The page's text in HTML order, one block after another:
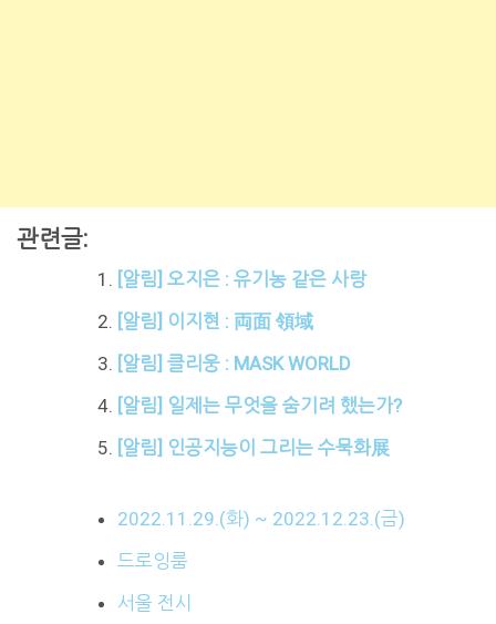
관련글:
[알림] 오지은 : 유기농 같은 사랑
[알림] 이지현 : 両面 領域
[알림] 클리웅 : MASK WORLD
[알림] 일제는 무엇을 숨기려 했는가?
[알림] 인공지능이 그리는 수묵화展
2022.11.29.(화) ~ 2022.12.23.(금)
드로잉룸
서울 전시